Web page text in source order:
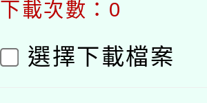
下載次數：0
選擇下載檔案